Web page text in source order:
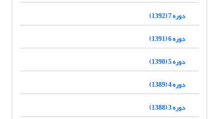
دوره 7 (1392)
دوره 6 (1391)
دوره 5 (1390)
دوره 4 (1389)
دوره 3 (1388)